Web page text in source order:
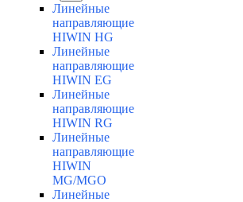
Линейные
направляющие
HIWIN HG
Линейные
направляющие
HIWIN EG
Линейные
направляющие
HIWIN RG
Линейные
направляющие
HIWIN
MG/MGO
Линейные